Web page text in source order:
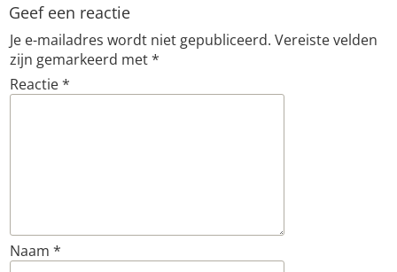
Geef een reactie
Je e-mailadres wordt niet gepubliceerd. Vereiste velden
zijn gemarkeerd met*
Reactie*
Naam *